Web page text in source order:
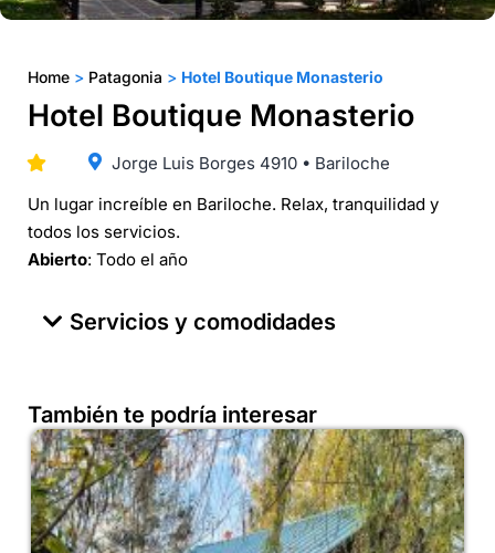
Home > Patagonia > Hotel Boutique Monasterio
Hotel Boutique Monasterio
Jorge Luis Borges 4910 • Bariloche
Un lugar increíble en Bariloche. Relax, tranquilidad y
todos los servicios.
Abierto: Todo el año
Servicios y comodidades
También te podría interesar